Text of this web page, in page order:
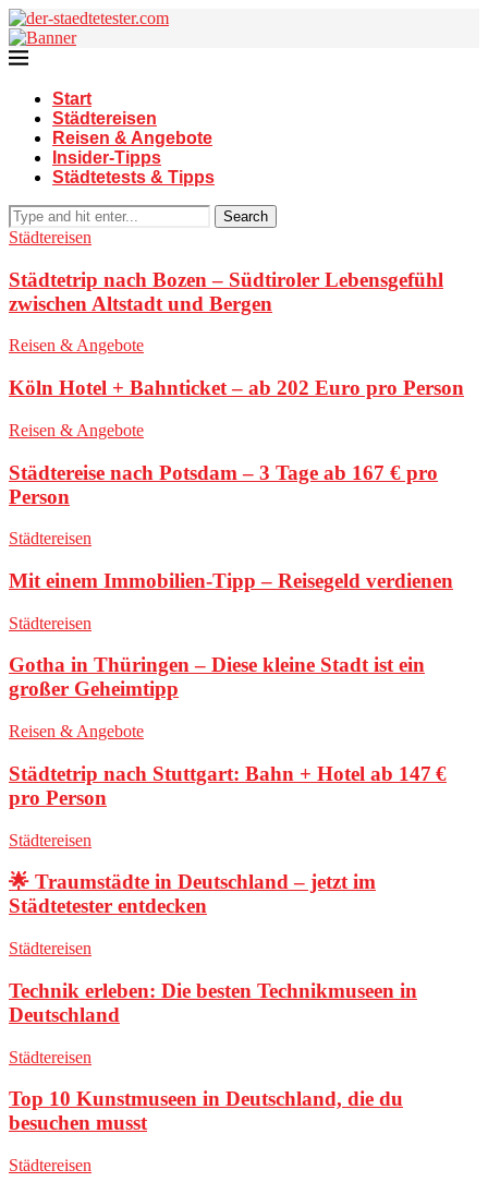
Start
Städtereisen
Reisen & Angebote
Insider-Tipps
Städtetests & Tipps
Search
Städtereisen
Städtetrip nach Bozen – Südtiroler Lebensgefühl
zwischen Altstadt und Bergen
Reisen & Angebote
Köln Hotel + Bahnticket – ab 202 Euro pro Person
Reisen & Angebote
Städtereise nach Potsdam – 3 Tage ab 167 € pro
Person
Städtereisen
Mit einem Immobilien-Tipp – Reisegeld verdienen
Städtereisen
Gotha in Thüringen – Diese kleine Stadt ist ein
großer Geheimtipp
Reisen & Angebote
Städtetrip nach Stuttgart: Bahn + Hotel ab 147 €
pro Person
Städtereisen
🌟 Traumstädte in Deutschland – jetzt im
Städtetester entdecken
Städtereisen
Technik erleben: Die besten Technikmuseen in
Deutschland
Städtereisen
Top 10 Kunstmuseen in Deutschland, die du
besuchen musst
Städtereisen